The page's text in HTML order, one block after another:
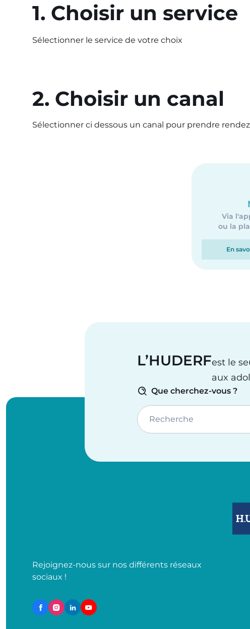
1. Choisir un service
Sélectionner le service de votre choix
2. Choisir un canal
Sélectionner ci dessous un canal pour prendre
Via
ou la
En
L’HUDERFest le
aux
Que cherchez-vous ?
Recherche
Rejoignez-nous sur nos différents réseaux
sociaux !